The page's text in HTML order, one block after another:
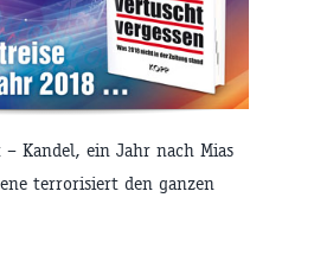
– Kandel, ein Jahr nach Mias
terrorisiert den ganzen